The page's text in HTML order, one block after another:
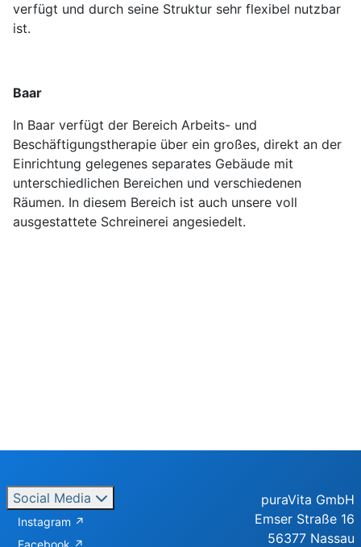
verfügt und durch seine Struktur sehr flexibel nutzbar
ist.
Baar
In Baar verfügt der Bereich Arbeits- und
Beschäftigungstherapie über ein großes, direkt an der
Einrichtung gelegenes separates Gebäude mit
unterschiedlichen Bereichen und verschiedenen
Räumen. In diesem Bereich ist auch unsere voll
ausgestattete Schreinerei angesiedelt.
Social Media
Instagram ↗️
Facebook ↗️
puraVita GmbH
Emser Straße 16
56377 Nassau